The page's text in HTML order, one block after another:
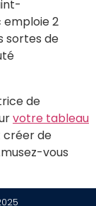
emploie 2
sortes de
de
votre tableau
créer de
vous